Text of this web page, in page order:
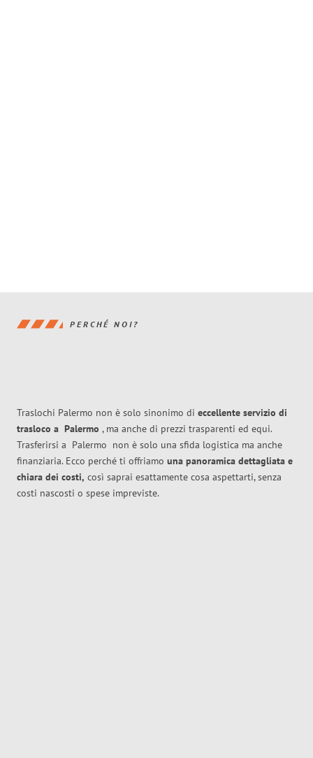
PERCHÉ NOI?
Traslochi Palermo non è solo sinonimo di eccellente servizio di
trasloco a Palermo , ma anche di prezzi trasparenti ed equi.
Trasferirsi a Palermo non è solo una sfida logistica ma anche
finanziaria. Ecco perché ti offriamo una panoramica dettagliata e
chiara dei costi, così saprai esattamente cosa aspettarti, senza
costi nascosti o spese impreviste.